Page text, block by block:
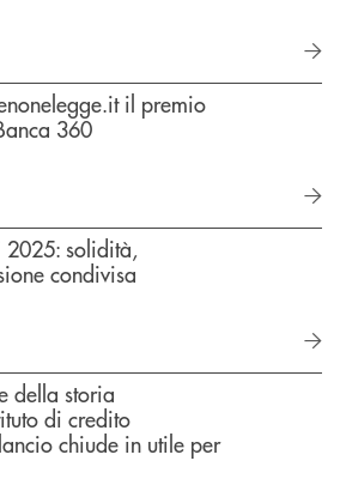
il premio
360
2025: solidità,
condivisa
della storia
di credito
chiude in utile per